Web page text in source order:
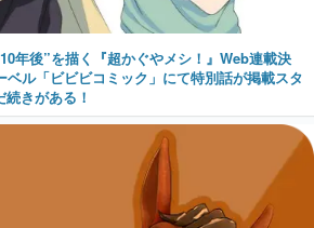
年後”を描く『超かぐやメシ！』Web連載決
ベル「ビビビコミック」にて特別話が掲載スタ
きがある！